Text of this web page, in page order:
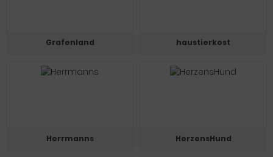
Grafenland haustierkost
Herrmanns HerzensHund